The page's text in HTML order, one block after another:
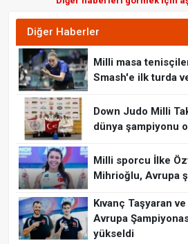
Diğer Haberler
Milli masa
Smash'e ilk turda
Down Judo Milli
dünya şampiyonu
Milli sporcu İlke
Mihrioğlu, Avrupa
Kıvanç Taşyaran
Avrupa
yükseldi